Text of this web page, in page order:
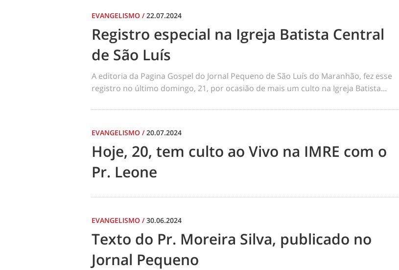
EVANGELISMO /22.07.2024
Registro especial na Igreja Batista Central
de São Luís
A editoria da Pagina Gospel do Jornal Pequeno de São Luís do Maranhão, fez esse
registro no último domingo, 21, por ocasião de mais um culto na Igreja Batista...
EVANGELISMO /20.07.2024
Hoje, 20, tem culto ao Vivo na IMRE com o
Pr. Leone
EVANGELISMO /30.06.2024
Texto do Pr. Moreira Silva, publicado no
Jornal Pequeno